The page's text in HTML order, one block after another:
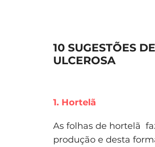
10 SUGESTÕES
ULCEROSA
1. Hortelã
As folhas de hortelã
produção e desta